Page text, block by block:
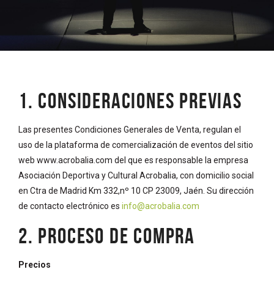
1. CONSIDERACIONES PREVIAS
Las presentes Condiciones Generales de Venta, regulan el
uso de la plataforma de comercialización de eventos del sitio
web www.acrobalia.com del que es responsable la empresa
Asociación Deportiva y Cultural Acrobalia, con domicilio social
en Ctra de Madrid Km 332,nº 10 CP 23009, Jaén. Su dirección
de contacto electrónico es info@acrobalia.com
2. PROCESO DE COMPRA
Precios